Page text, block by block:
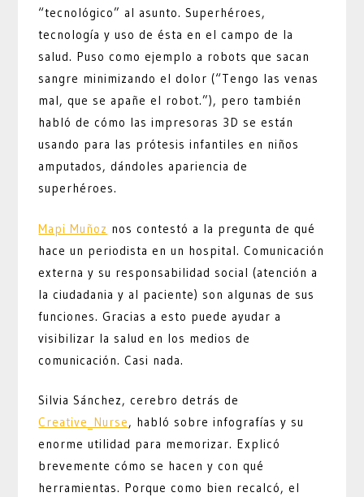
“tecnológico” al asunto. Superhéroes,
tecnología y uso de ésta en el campo de la
salud. Puso como ejemplo a robots que sacan
sangre minimizando el dolor (“Tengo las venas
mal, que se apañe el robot.”), pero también
habló de cómo las impresoras 3D se están
usando para las prótesis infantiles en niños
amputados, dándoles apariencia de
superhéroes.
Mapi Muñoz nos contestó a la pregunta de qué
hace un periodista en un hospital. Comunicación
externa y su responsabilidad social (atención a
la ciudadania y al paciente) son algunas de sus
funciones. Gracias a esto puede ayudar a
visibilizar la salud en los medios de
comunicación. Casi nada.
Silvia Sánchez, cerebro detrás de
Creative_Nurse, habló sobre infografías y su
enorme utilidad para memorizar. Explicó
brevemente cómo se hacen y con qué
herramientas. Porque como bien recalcó, el